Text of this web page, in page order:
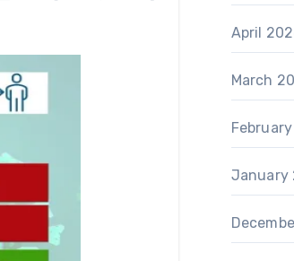
April
March
January